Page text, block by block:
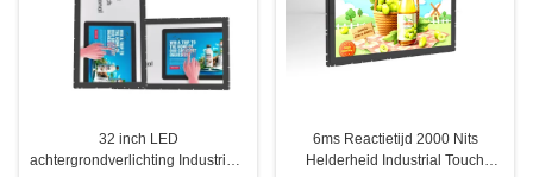
32 inch LED
achtergrondverlichting Industrieel
6ms Reactietijd 2000 Nits
Helderheid Industrial Touch